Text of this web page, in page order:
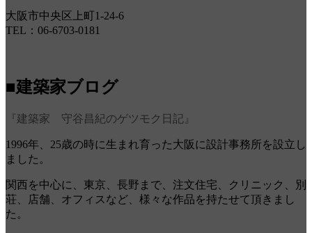
大阪市中央区上町1-24-6
TEL：06-6703-0181
■建築家ブログ
『建築家 守谷昌紀のゲツモク日記』
1996年、25歳の時に生まれ育った大阪に設計事務所を設立し
ました。
関西を中心に、東京、長野まで、注文住宅、クリニック、別
荘、店舗、オフィスなど、様々な作品を持たせて頂きまし
た。